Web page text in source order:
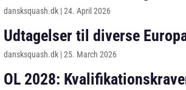
dansksquash.dk|24. April 2026
Udtagelser til diverse
dansksquash.dk|25. March 2026
OL 2028: